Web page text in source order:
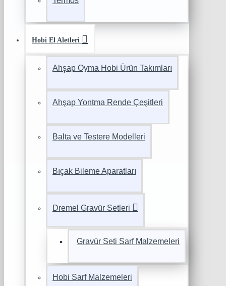
Hobi El Aletleri
Ahşap Oyma Hobi Ürün Takımları
Ahşap Yontma Rende Çeşitleri
Balta ve Testere Modelleri
Bıçak Bileme Aparatları
Dremel Gravür Setleri
Gravür Seti Sarf Malzemeleri
Hobi Sarf Malzemeleri